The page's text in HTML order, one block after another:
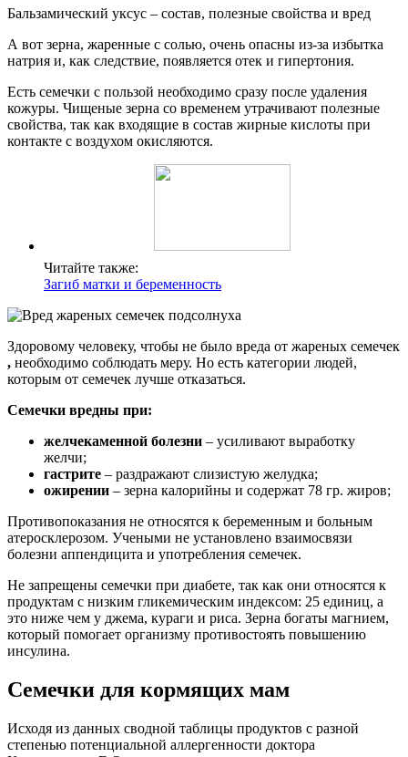
Бальзамический уксус – состав, полезные свойства и вред
А вот зерна, жаренные с солью, очень опасны из-за избытка
натрия и, как следствие, появляется отек и гипертония.
Есть семечки с пользой необходимо сразу после удаления
кожуры. Чищеные зерна со временем утрачивают полезные
свойства, так как входящие в состав жирные кислоты при
контакте с воздухом окисляются.
Читайте также:
Загиб матки и беременность
Здоровому человеку, чтобы не было вреда от жареных семечек
, необходимо соблюдать меру. Но есть категории людей,
которым от семечек лучше отказаться.
Семечки вредны при:
желчекаменной болезни – усиливают выработку
желчи;
гастрите – раздражают слизистую желудка;
ожирении – зерна калорийны и содержат 78 гр. жиров;
Противопоказания не относятся к беременным и больным
атеросклерозом. Учеными не установлено взаимосвязи
болезни аппендицита и употребления семечек.
Не запрещены семечки при диабете, так как они относятся к
продуктам с низким гликемическим индексом: 25 единиц, а
это ниже чем у джема, кураги и риса. Зерна богаты магнием,
который помогает организму противостоять повышению
инсулина.
Семечки для кормящих мам
Исходя из данных сводной таблицы продуктов с разной
степенью потенциальной аллергенности доктора